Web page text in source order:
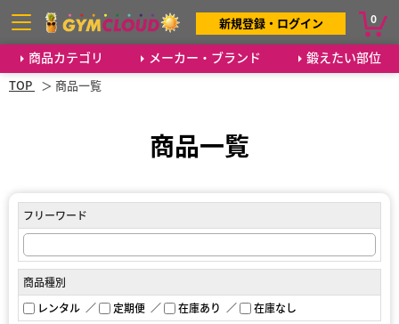
商品カテゴリ メーカー・ブランド 鍛えたい部位
新規登録・ログイン 0
TOP 商品一覧
商品一覧
フリーワード
商品種別
レンタル
定期便 在庫あり 在庫なし